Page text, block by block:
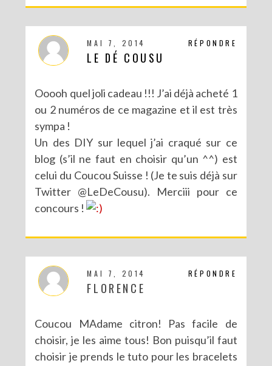
CONCOURS : UN KIT DIY LOVE BIRDS À GAGNER POUR LA SAINT VALENTIN
RÉPONDRE
MAI 7, 2014
LE DÉ COUSU
Ooooh quel joli cadeau !!! J’ai déjà acheté 1
ou 2 numéros de ce magazine et il est très
sympa !
Un des DIY sur lequel j’ai craqué sur ce
blog (s’il ne faut en choisir qu’un ^^) est
celui du Coucou Suisse ! (Je te suis déjà sur
Twitter @LeDeCousu). Merciii pour ce
concours !
RÉPONDRE
MAI 7, 2014
FLORENCE
Coucou MAdame citron! Pas facile de
choisir, je les aime tous! Bon puisqu’il faut
choisir je prends le tuto pour les bracelets